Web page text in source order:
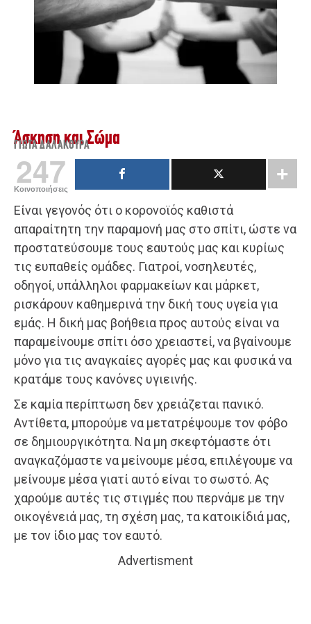
Άσκηση και Σώμα
ΓΙΏΤΑ ΔΑΛΑΚΟΎΡΑ
247
Κοινοποιήσεις
Είναι γεγονός ότι ο κορονοϊός καθιστά
απαραίτητη την παραμονή μας στο σπίτι, ώστε να
προστατεύσουμε τους εαυτούς μας και κυρίως
τις ευπαθείς ομάδες. Γιατροί, νοσηλευτές,
οδηγοί, υπάλληλοι φαρμακείων και μάρκετ,
ρισκάρουν καθημερινά την δική τους υγεία για
εμάς. Η δική μας βοήθεια προς αυτούς είναι να
παραμείνουμε σπίτι όσο χρειαστεί, να βγαίνουμε
μόνο για τις αναγκαίες αγορές μας και φυσικά να
κρατάμε τους κανόνες υγιεινής.
Σε καμία περίπτωση δεν χρειάζεται πανικό.
Αντίθετα, μπορούμε να μετατρέψουμε τον φόβο
σε δημιουργικότητα. Να μη σκεφτόμαστε ότι
αναγκαζόμαστε να μείνουμε μέσα, επιλέγουμε να
μείνουμε μέσα γιατί αυτό είναι το σωστό. Ας
χαρούμε αυτές τις στιγμές που περνάμε με την
οικογένειά μας, τη σχέση μας, τα κατοικίδιά μας,
με τον ίδιο μας τον εαυτό.
Advertisment